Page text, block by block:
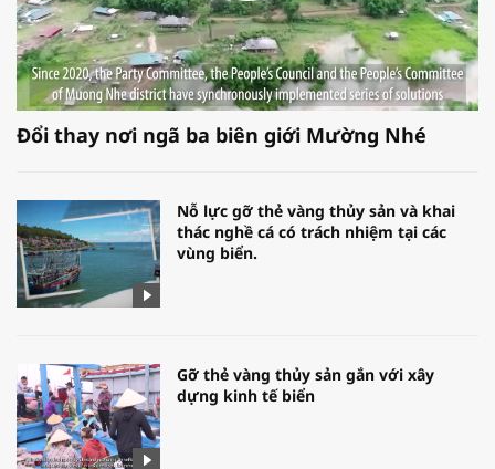
Đổi thay nơi ngã ba biên giới Mường Nhé
Nỗ lực gỡ thẻ vàng thủy sản và khai
thác nghề cá có trách nhiệm tại các
vùng biển.
Gỡ thẻ vàng thủy sản gắn với xây
dựng kinh tế biển